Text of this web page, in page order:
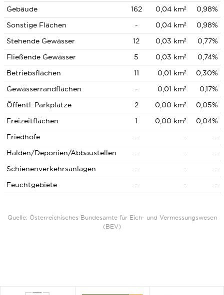
Gebäude 162 0,04 km²
0,98%
Sonstige Flächen
- 0,04 km²
0,98%
Stehende Gewässer
12 0,03 km²
0,77%
Fließende Gewässer
5 0,03 km²
0,74%
Betriebsflächen
11 0,01 km²
0,30%
Gewässerrandflächen
- 0,01 km²
0,17%
Öffentl. Parkplätze
2 0,00 km²
0,05%
Freizeitflächen
1 0,00 km²
0,04%
Friedhöfe
- -
-
Halden/Deponien/Abbaustellen
- -
-
Schienenverkehrsanlagen
- -
-
Feuchtgebiete
- - -
Quelle: Österreichisches Bundesamte für Eich- und Vermessungswesen
(BEV)